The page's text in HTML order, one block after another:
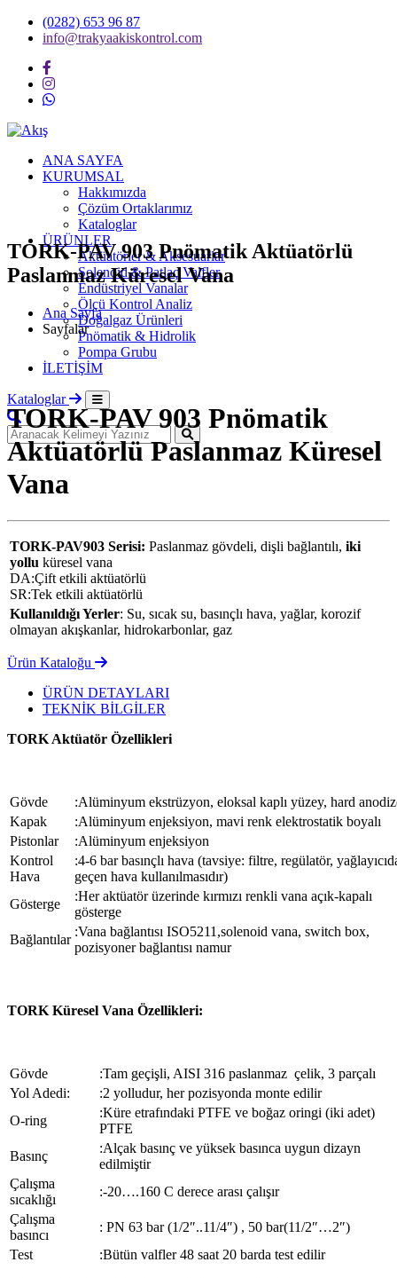
(0282) 653 96 87
info@trakyaakiskontrol.com
ANA SAYFA
KURUMSAL
Hakkımızda
Çözüm Ortaklarımız
Kataloglar
ÜRÜNLER
Aktüatörler & Aksesuarlar
Solenoid & Patlaç Valfler
Endüstriyel Vanalar
Ölçü Kontrol Analiz
Doğalgaz Ürünleri
Pnömatik & Hidrolik
Pompa Grubu
İLETİŞİM
Kataloglar
TORK-PAV 903 Pnömatik Aktüatörlü
Paslanmaz Küresel Vana
Ana Sayfa
Sayfalar
TORK-PAV 903 Pnömatik
Aktüatörlü Paslanmaz Küresel
Vana
TORK-PAV903 Serisi: Paslanmaz gövdeli, dişli bağlantılı, iki
yollu küresel vana
DA:Çift etkili aktüatörlü
SR:Tek etkili aktüatörlü
Kullanıldığı Yerler: Su, sıcak su, basınçlı hava, yağlar, korozif
olmayan akışkanlar, hidrokarbonlar, gaz
Ürün Kataloğu
ÜRÜN DETAYLARI
TEKNİK BİLGİLER
TORK Aktüatör Özellikleri
Gövde
:Alüminyum ekstrüzyon, eloksal kaplı yüzey, hard
Kapak
:Alüminyum enjeksiyon, mavi renk elektrostatik boyalı
Pistonlar
:Alüminyum enjeksiyon
Kontrol
Hava
:4-6 bar basınçlı hava (tavsiye: filtre, regülatör,
geçen hava kullanılmasıdır)
Gösterge
:Her aktüatör üzerinde kırmızı renkli vana açık-kapalı
gösterge
Bağlantılar
:Vana bağlantısı ISO5211,solenoid vana, switch box,
pozisyoner bağlantısı namur
TORK Küresel Vana Özellikleri:
Gövde
:Tam geçişli, AISI 316 paslanmaz çelik, 3 parçalı
Yol Adedi:
:2 yolludur, her pozisyonda monte edilir
O-ring
:Küre etrafındaki PTFE ve boğaz oringi (iki adet)
PTFE
Basınç
:Alçak basınç ve yüksek basınca uygun dizayn
edilmiştir
Çalışma
sıcaklığı
:-20….160 C derece arası çalışır
Çalışma
basıncı
: PN 63 bar (1/2″..11/4″) , 50 bar(11/2″…2″)
Test
:Bütün valfler 48 saat 20 barda test edilir